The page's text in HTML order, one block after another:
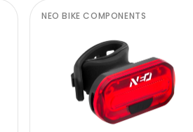
NEO BIKE COMPONENTS